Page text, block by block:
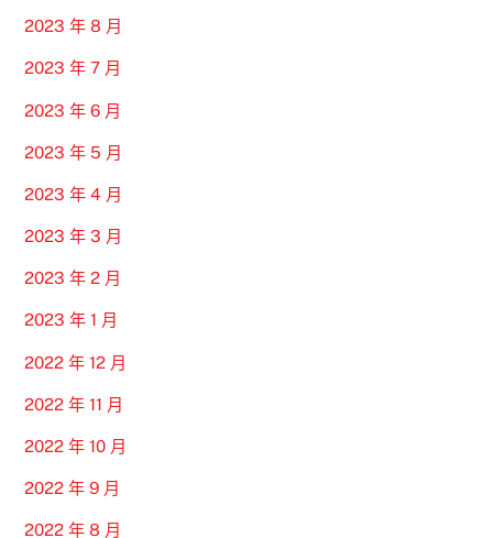
2023 年 8 月
2023 年 7 月
2023 年 6 月
2023 年 5 月
2023 年 4 月
2023 年 3 月
2023 年 2 月
2023 年 1 月
2022 年 12 月
2022 年 11 月
2022 年 10 月
2022 年 9 月
2022 年 8 月